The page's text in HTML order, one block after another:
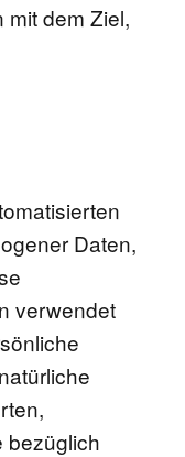
dem Ziel,
Daten,
verwendet
bezüglich